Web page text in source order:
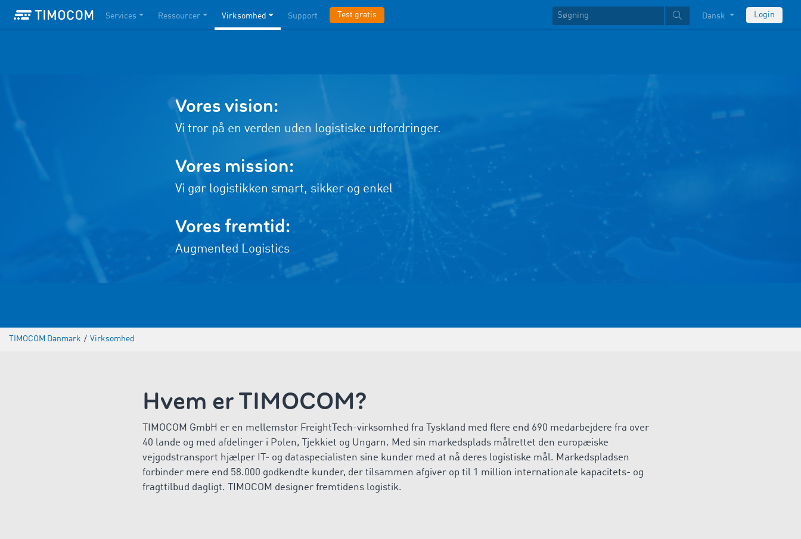
Services Ressourcer Virksomhed Support Test gratis Dansk Login
Vores vision:
Vi tror på en verden uden logistiske udfordringer.
Vores mission:
Vi gør logistikken smart, sikker og enkel
Vores fremtid:
Augmented Logistics
TIMOCOM Danmark / Virksomhed
Hvem er TIMOCOM?
TIMOCOM GmbH er en mellemstor FreightTech-virksomhed fra Tyskland med flere end 690 medarbejdere fra over
40 lande og med afdelinger i Polen, Tjekkiet og Ungarn. Med sin markedsplads målrettet den europæiske
vejgodstransport hjælper IT- og dataspecialisten sine kunder med at nå deres logistiske mål. Markedspladsen
forbinder mere end 58.000 godkendte kunder, der tilsammen afgiver op til 1 million internationale kapacitets- og
fragttilbud dagligt. TIMOCOM designer fremtidens logistik.